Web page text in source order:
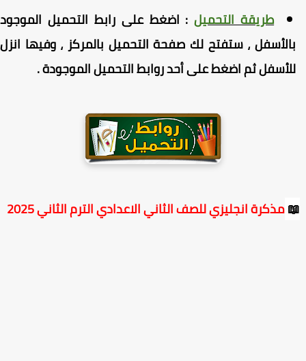
طريقة التحميل: اضغطعلى رابط التحميل الموجود
، ستفتح لك صفحة التحميل بالمركز ، وفيها انزل
ثم اضغط على أحد روابط التحميل الموجودة.
مذكرة انجليزي للصف الثاني الاعدادي الترم الثاني 2025